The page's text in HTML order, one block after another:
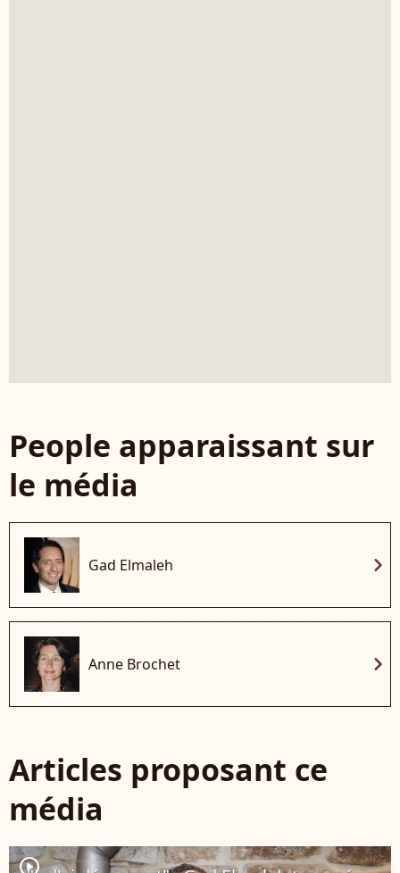
People apparaissant sur
le média
Gad Elmaleh chevron_right
Anne Brochet chevron_right
Articles proposant ce
média
player2